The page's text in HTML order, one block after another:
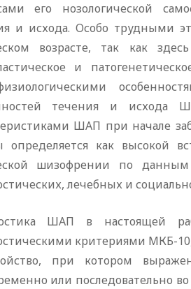
его нозологической
и исхода. Особо трудными
возрасте, так как
и
течения и
ШАП при начале
определяется как высокой
шизофрении по данным
лечебных и
ШАП в настоящей
критериями МКБ-
при котором
или последовательно